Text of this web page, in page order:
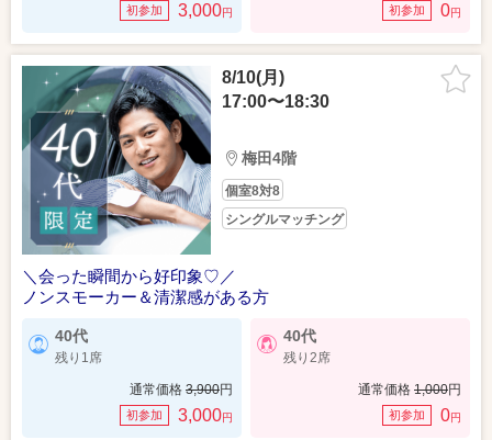
初参加 3,000円 初参加 0円
8/10(月)
17:00〜18:30
梅田4階
個室8対8
シングルマッチング
＼会った瞬間から好印象♡／
ノンスモーカー＆清潔感がある方
40代
残り1席
通常価格 3,900円
初参加 3,000円
40代
残り2席
通常価格 1,000円
初参加 0円